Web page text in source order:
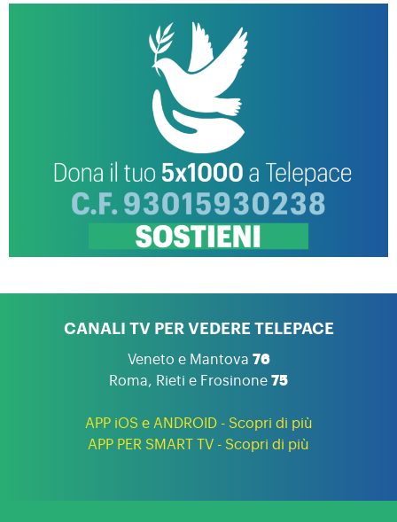
CANALI TV PER VEDERE TELEPACE
Veneto e Mantova 76
Roma, Rieti e Frosinone 75
APP iOS e ANDROID - Scopri di più
APP PER SMART TV - Scopri di più